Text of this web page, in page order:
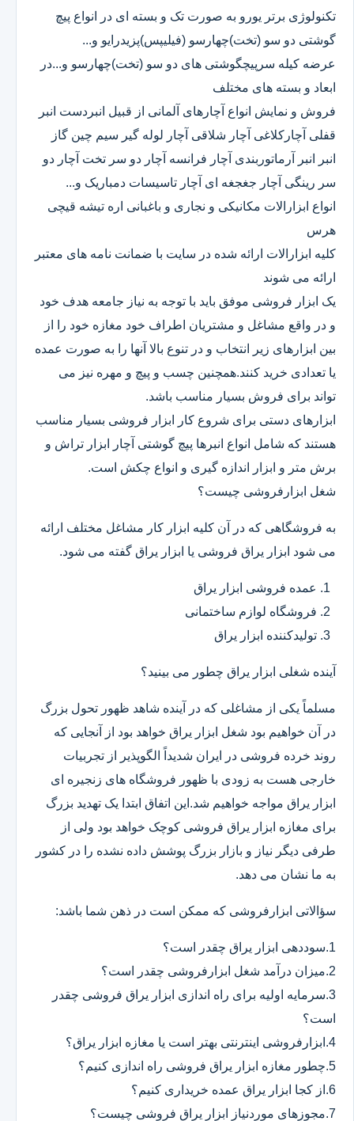
تکنولوژی برتر یورو به صورت تک و بسته ای در انواع پیچ
گوشتی دو سو (تخت)چهارسو (فیلیپس)پزیدرایو و...
عرضه کیله سرپیچگوشتی های دو سو (تخت)چهارسو و...در
ابعاد و بسته های مختلف
فروش و نمایش انواع آچارهای آلمانی از قبیل انبردست انبر
قفلی آچارکلاغی آچار شلاقی آچار لوله گیر سیم چین گاز
انبر انبر آرماتوربندی آچار فرانسه آچار دو سر تخت آچار دو
سر رینگی آچار جغجغه ای آچار تاسیسات دمباریک و...
انواع ابزارالات مکانیکی و نجاری و باغبانی اره تیشه قیچی
هرس
کلیه ابزارالات ارائه شده در سایت با ضمانت نامه های معتبر
ارائه می شوند
یک ابزار فروشی موفق باید با توجه به نیاز جامعه هدف خود
و در واقع مشاغل و مشتریان اطراف خود مغازه خود را از
بین ابزارهای زیر انتخاب و در تنوع بالا آنها را به صورت عمده
یا تعدادی خرید کنند.همچنین چسب و پیچ و مهره نیز می
تواند برای فروش بسیار مناسب باشد.
ابزارهای دستی برای شروع کار ابزار فروشی بسیار مناسب
هستند که شامل انواع انبرها پیچ گوشتی آچار ابزار تراش و
برش متر و ابزار اندازه گیری و انواع چکش است.
شغل ابزارفروشی چیست؟
به فروشگاهی که در آن کلیه ابزار کار مشاغل مختلف ارائه
می شود ابزار یراق فروشی یا ابزار یراق گفته می شود.
عمده فروشی ابزار یراق
فروشگاه لوازم ساختمانی
تولیدکننده ابزار یراق
آینده شغلی ابزار یراق چطور می بینید؟
مسلماً یکی از مشاغلی که در آینده شاهد ظهور تحول بزرگ
در آن خواهیم بود شغل ابزار یراق خواهد بود از آنجایی که
روند خرده فروشی در ایران شدیداً الگوپذیر از تجربیات
خارجی هست به زودی با ظهور فروشگاه های زنجیره ای
ابزار یراق مواجه خواهیم شد.این اتفاق ابتدا یک تهدید بزرگ
برای مغازه ابزار یراق فروشی کوچک خواهد بود ولی از
طرفی دیگر نیاز و بازار بزرگ پوشش داده نشده را در کشور
به ما نشان می دهد.
سؤالاتی ابزارفروشی که ممکن است در ذهن شما باشد:
1.سوددهی ابزار یراق چقدر است؟
2.میزان درآمد شغل ابزارفروشی چقدر است؟
3.سرمایه اولیه برای راه اندازی ابزار یراق فروشی چقدر
است؟
4.ابزارفروشی اینترنتی بهتر است یا مغازه ابزار یراق؟
5.چطور مغازه ابزار یراق فروشی راه اندازی کنیم؟
6.از کجا ابزار یراق عمده خریداری کنیم؟
7.مجوزهای موردنیاز ابزار یراق فروشی چیست؟